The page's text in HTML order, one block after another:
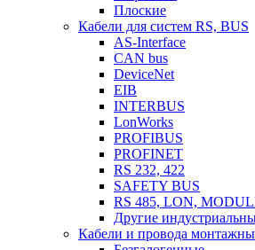
Плоские
Кабели для систем RS, BUS
AS-Interface
CAN bus
DeviceNet
EIB
INTERBUS
LonWorks
PROFIBUS
PROFINET
RS 232, 422
SAFETY BUS
RS 485, LON,
Другие
Кабели и провода